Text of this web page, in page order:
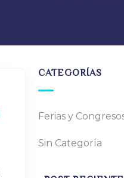
CATEGORÍAS
Ferias y
Sin Categoría